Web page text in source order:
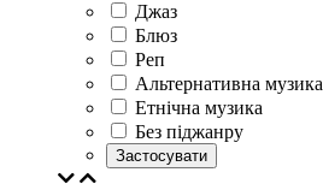
Джаз
Блюз
Реп
Альтернативна музика
Етнічна музика
Без піджанру
Застосувати